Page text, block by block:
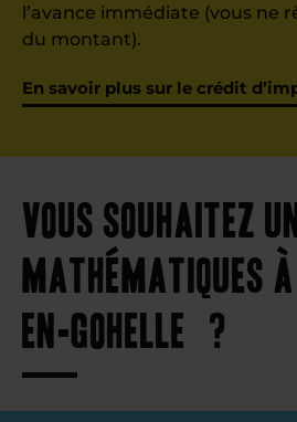
l’avance immédiate (vous ne
du montant).
En savoir plus sur le crédit
Vous souhaitez
mathématiques
en-Gohelle ?